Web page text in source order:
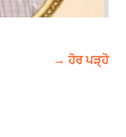
→ ਹੋਰ ਪੜ੍ਹੋ